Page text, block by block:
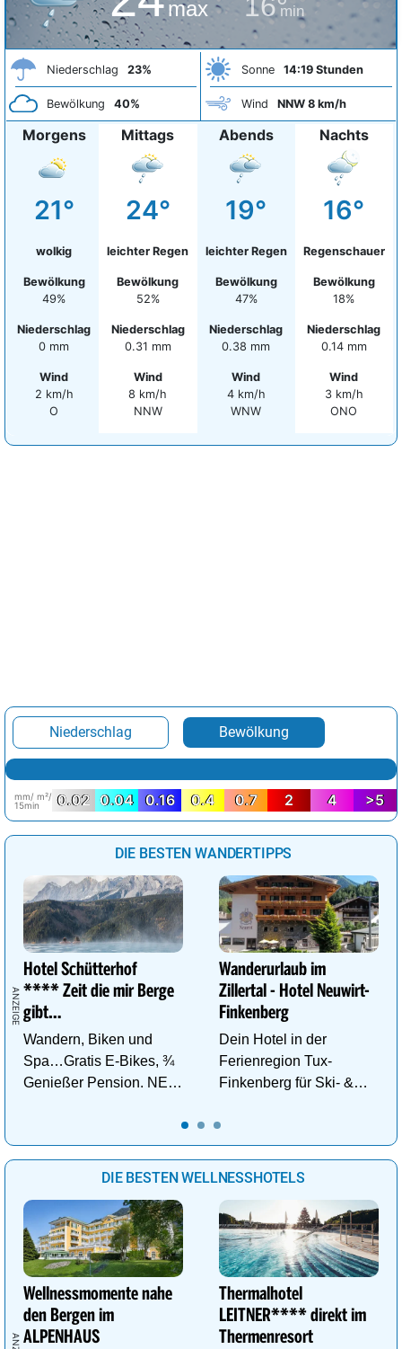
max min
Niederschlag 23%
Bewölkung 40%
Sonne 14:19 Stunden
Wind NNW 8 km/h
Morgens
21°
wolkig
Bewölkung
49%
Niederschlag
0 mm
Wind
2 km/h
O
Mittags
24°
leichter Regen
Bewölkung
52%
Niederschlag
0.31 mm
Wind
8 km/h
NNW
Abends
19°
leichter Regen
Bewölkung
47%
Niederschlag
0.38 mm
Wind
4 km/h
WNW
Nachts
16°
Regenschauer
Bewölkung
18%
Niederschlag
0.14 mm
Wind
3 km/h
ONO
Niederschlag Bewölkung
mm/ m²/
15min
0.02 0.04 0.16 0.4 0.7 2 4 >5
DIE BESTEN WANDERTIPPS
Hotel Schütterhof
**** Zeit die mir Berge
gibt…
Wandern, Biken und
Spa…Gratis E-Bikes, ¾
Genießer Pension. NEU:
Wanderurlaub im
Zillertal - Hotel Neuwirt-
Finkenberg
Dein Hotel in der
Ferienregion Tux-
Finkenberg für Ski- &
bis zu 3250m.
DIE BESTEN WELLNESSHOTELS
Wellnessmomente nahe
den Bergen im
ALPENHAUS
Thermalhotel
LEITNER**** direkt im
Thermenresort